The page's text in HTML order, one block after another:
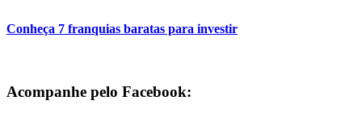
Conheça 7 franquias baratas para investir
Acompanhe pelo Facebook: